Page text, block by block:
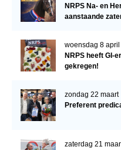
Sport
Inloggen
REGIO'S
Regio Noord
Bestuur Regio
NRPS Na- en
aanstaande
woensdag 8 april
NRPS heeft GI-
gekregen!
zondag 22 maart
Preferent
zaterdag 21